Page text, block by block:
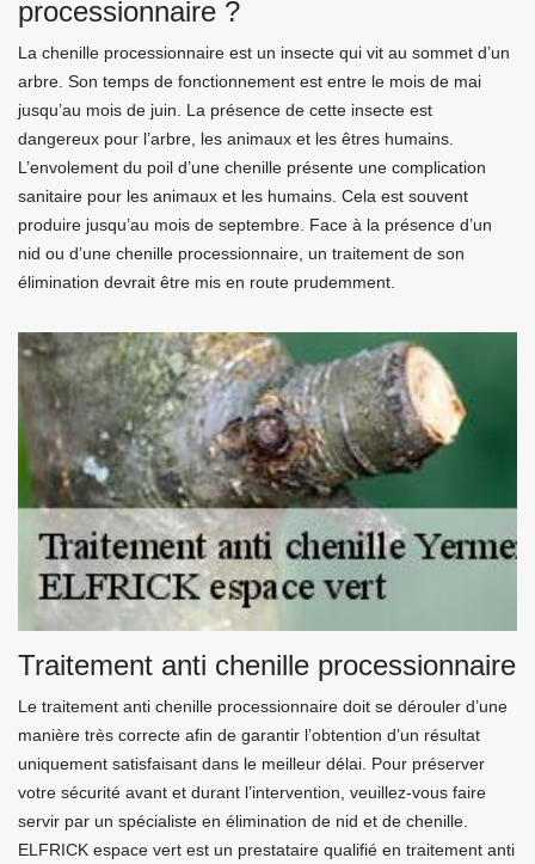
processionnaire ?
La chenille processionnaire est un insecte qui vit au sommet d’un
arbre. Son temps de fonctionnement est entre le mois de mai
jusqu’au mois de juin. La présence de cette insecte est
dangereux pour l’arbre, les animaux et les êtres humains.
L’envolement du poil d’une chenille présente une complication
sanitaire pour les animaux et les humains. Cela est souvent
produire jusqu’au mois de septembre. Face à la présence d’un
nid ou d’une chenille processionnaire, un traitement de son
élimination devrait être mis en route prudemment.
Traitement anti chenille processionnaire
Le traitement anti chenille processionnaire doit se dérouler d’une
manière très correcte afin de garantir l’obtention d’un résultat
uniquement satisfaisant dans le meilleur délai. Pour préserver
votre sécurité avant et durant l’intervention, veuillez-vous faire
servir par un spécialiste en élimination de nid et de chenille.
ELFRICK espace vert est un prestataire qualifié en traitement anti